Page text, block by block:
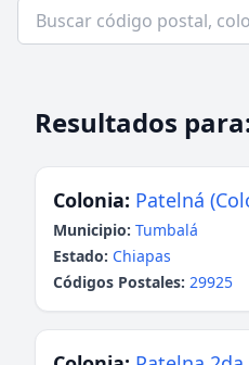
Resultados
Colonia: Patelná
Municipio: Tumbalá
Estado: Chiapas
Códigos Postales: 29925